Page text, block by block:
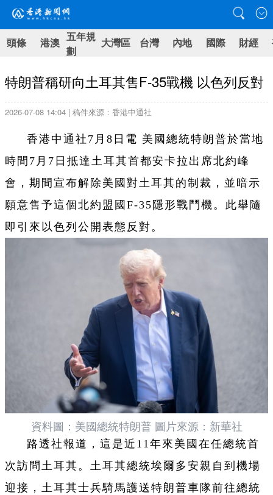
頭條 港澳 五年規
劃
大灣區 台灣 內地 國際 財經
特朗普稱研向土耳其售F-35戰機 以色列反對
2026-07-08 14:04 | 稿件來源：香港中通社
香港中通社7月8日電 美國總統特朗普於當地
時間7月7日抵達土耳其首都安卡拉出席北約峰
會，期間宣布解除美國對土耳其的制裁，並暗示
願意售予這個北約盟國F-35隱形戰鬥機。此舉隨
即引來以色列公開表態反對。
資料圖：美國總統特朗普 圖片來源：新華社
路透社報道，這是近11年來美國在任總統首
次訪問土耳其。土耳其總統埃爾多安親自到機場
迎接，土耳其士兵騎馬護送特朗普車隊前往總統